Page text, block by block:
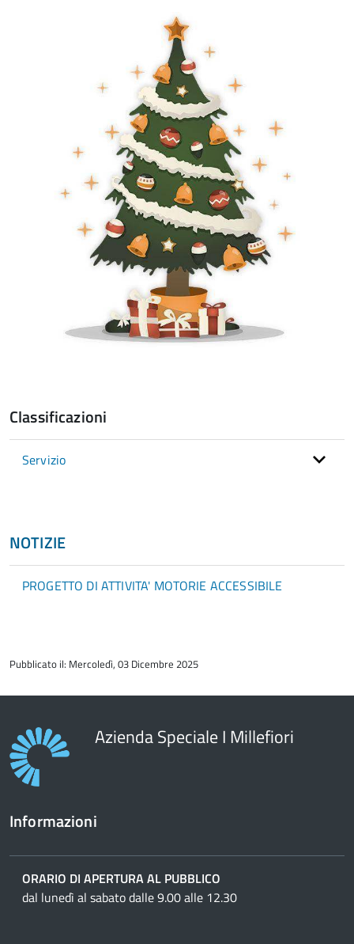
Classificazioni
Servizio
NOTIZIE
PROGETTO DI ATTIVITA' MOTORIE ACCESSIBILE
del
Pubblicato il: Mercoledì, 03 Dicembre 2025
Azienda Speciale I Millefiori
Informazioni
ORARIO DI APERTURA AL PUBBLICO
dal lunedì al sabato dalle 9.00 alle 12.30